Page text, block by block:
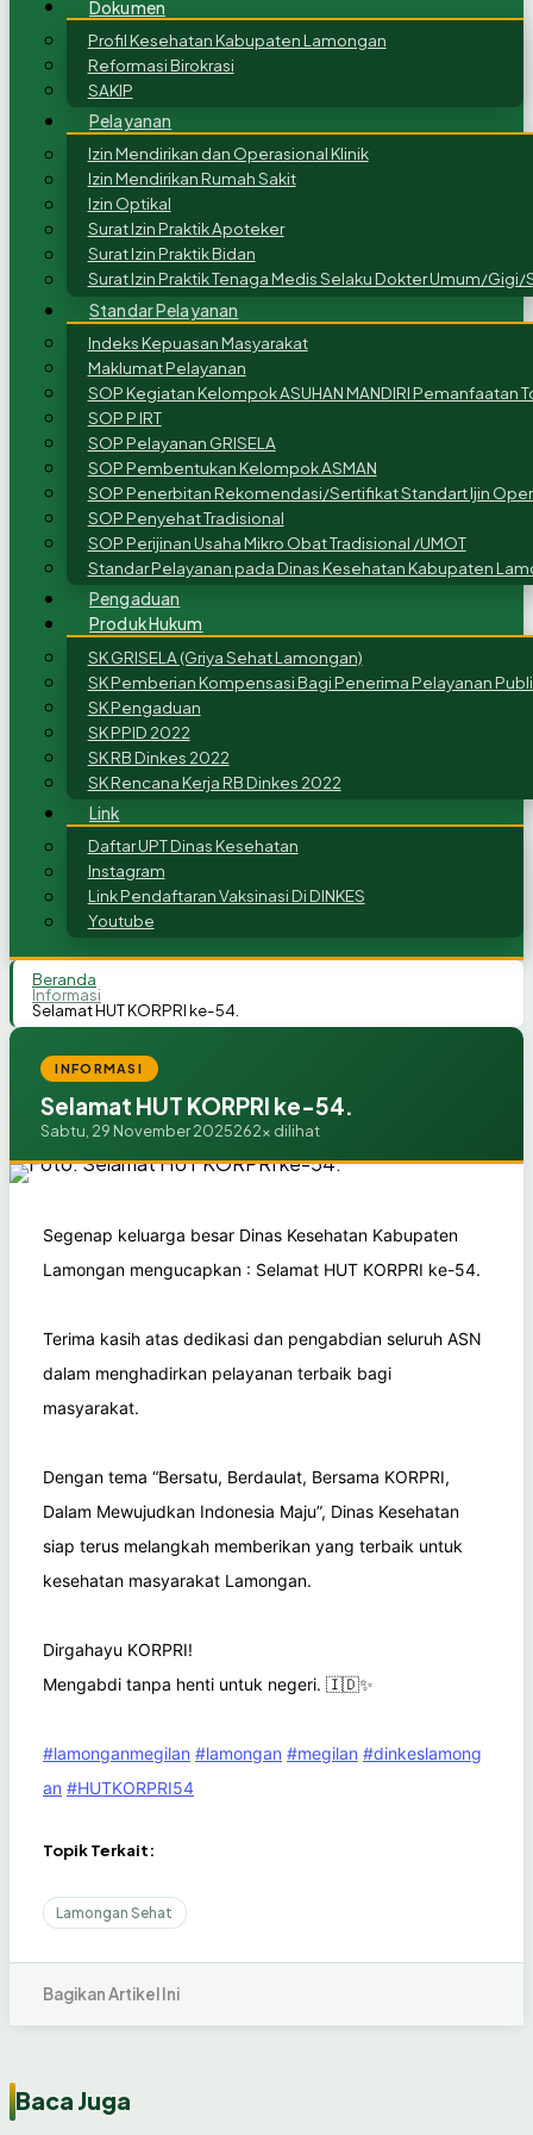
Dokumen
Profil Kesehatan Kabupaten Lamongan
Reformasi Birokrasi
SAKIP
Pelayanan
Izin Mendirikan dan Operasional Klinik
Izin Mendirikan Rumah Sakit
Izin Optikal
Surat Izin Praktik Apoteker
Surat Izin Praktik Bidan
Surat Izin Praktik Tenaga Medis Selaku Dokter Umum/Gigi/
Standar Pelayanan
Indeks Kepuasan Masyarakat
Maklumat Pelayanan
SOP Kegiatan Kelompok ASUHAN MANDIRI Pemanfaatan
SOP P IRT
SOP Pelayanan GRISELA
SOP Pembentukan Kelompok ASMAN
SOP Penerbitan Rekomendasi/Sertifikat Standart Ijin
SOP Penyehat Tradisional
SOP Perijinan Usaha Mikro Obat Tradisional /UMOT
Standar Pelayanan pada Dinas Kesehatan Kabupaten
Pengaduan
Produk Hukum
SK GRISELA (Griya Sehat Lamongan)
SK Pemberian Kompensasi Bagi Penerima Pelayanan
SK Pengaduan
SK PPID 2022
SK RB Dinkes 2022
SK Rencana Kerja RB Dinkes 2022
Link
Daftar UPT Dinas Kesehatan
Instagram
Link Pendaftaran Vaksinasi Di DINKES
Youtube
Beranda
Informasi
Selamat HUT KORPRI ke-54.
INFORMASI
Selamat HUT KORPRI ke-54.
Sabtu, 29 November 2025262x dilihat
Segenap keluarga besar Dinas Kesehatan Kabupaten
Lamongan mengucapkan : Selamat HUT KORPRI ke-54.
Terima kasih atas dedikasi dan pengabdian seluruh ASN
dalam menghadirkan pelayanan terbaik bagi
masyarakat.
Dengan tema “Bersatu, Berdaulat, Bersama KORPRI,
Dalam Mewujudkan Indonesia Maju”, Dinas Kesehatan
siap terus melangkah memberikan yang terbaik untuk
kesehatan masyarakat Lamongan.
Dirgahayu KORPRI!
Mengabdi tanpa henti untuk negeri. 🇮🇩✨
#lamonganmegilan #lamongan #megilan #dinkeslamong
an #HUTKORPRI54
Topik Terkait:
Lamongan Sehat
Bagikan Artikel Ini
Baca Juga